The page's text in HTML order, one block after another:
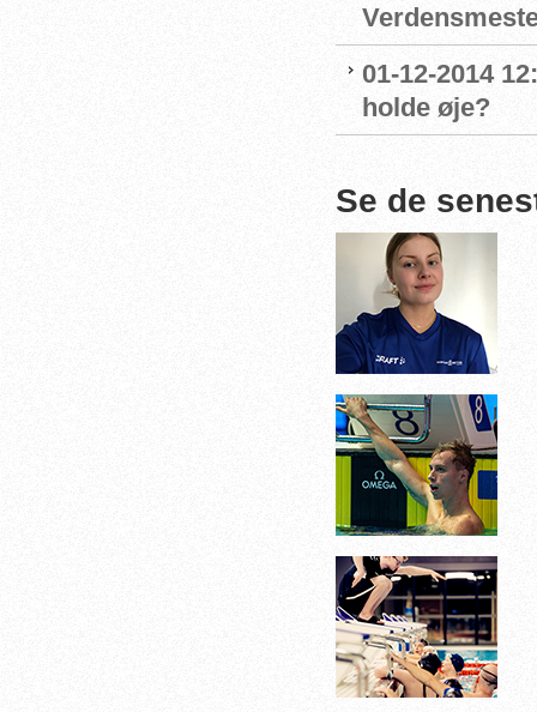
01-12-2014
holde øje?
Se de